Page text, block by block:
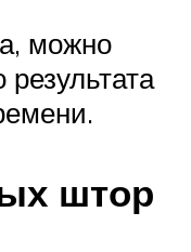
можно
штор